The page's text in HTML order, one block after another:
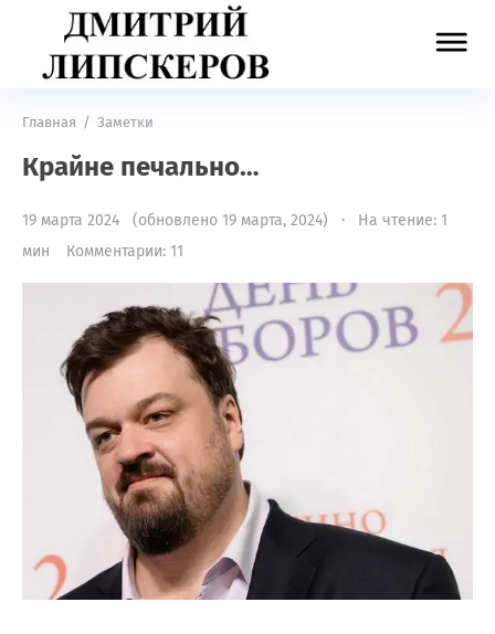
Главная / Заметки
Крайне печально…
19 марта 2024 (обновлено 19 марта, 2024) · На чтение: 1
мин
Комментарии: 11